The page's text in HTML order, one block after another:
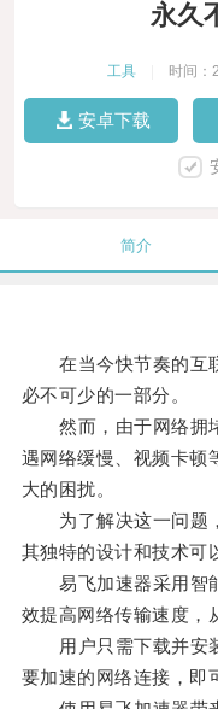
永久
工具 时间：
安卓下载
简介
在当今快节奏的互联
必不可少的一部分。
然而，由于网络拥堵
遇网络缓慢、视频卡顿
大的困扰。
为了解决这一问题，
其独特的设计和技术可
易飞加速器采用智能
效提高网络传输速度，
用户只需下载并安装
要加速的网络连接，即